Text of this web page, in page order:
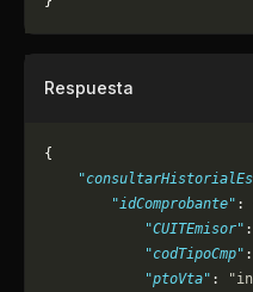
Respuesta
{
        "idComprobante"
:
            "CUITEmisor"
:
            "codTipoCmp"
:
            "ptoVta"
: